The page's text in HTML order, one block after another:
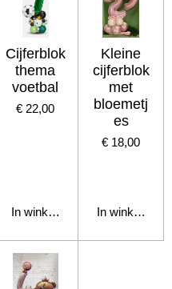
Cijferblok
thema
voetbal
€ 22,00
In winkelwagen
Kleine
cijferblok
met
bloemetj
es
€ 18,00
In